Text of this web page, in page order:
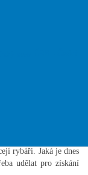
rybáři. Jaká je dnes
udělat pro získání